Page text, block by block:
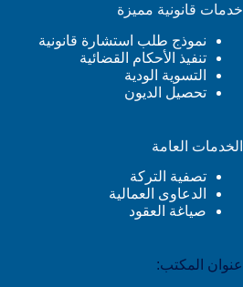
خدمات قانونية مميزة
نموذج طلب استشارة قانونية
تنفيذ الأحكام القضائية
التسوية الودية
تحصيل الديون
الخدمات العامة
تصفية التركة
الدعاوى العمالية
صياغة العقود
عنوان المكتب: